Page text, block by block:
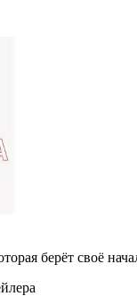
берёт своё